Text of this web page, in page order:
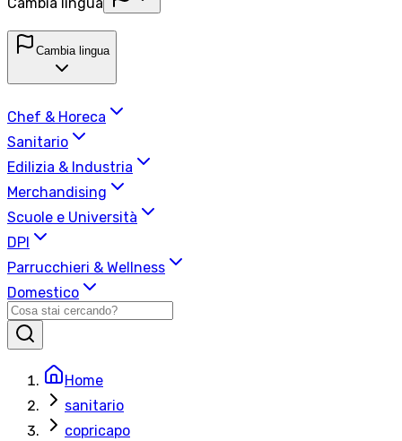
Cambia lingua
Chef & Horeca
Sanitario
Edilizia & Industria
Merchandising
Scuole e Università
DPI
Parrucchieri & Wellness
Domestico
Home
sanitario
copricapo